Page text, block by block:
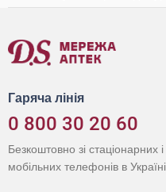
Гаряча лінія
0 800 30 20 60
Безкоштовно зі стаціонарних і
мобільних телефонів в Україні